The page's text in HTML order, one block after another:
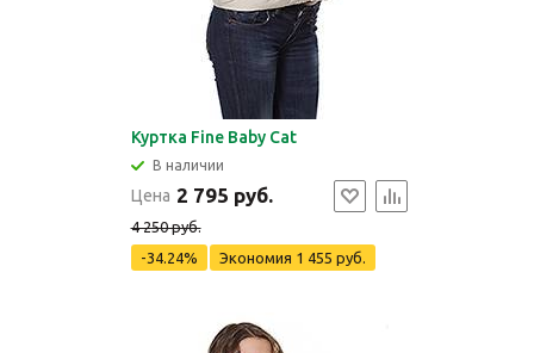
Куртка Fine Baby Cat
В наличии
Цена 2 795 руб.
4 250 руб.
-34.24%
Экономия 1 455 руб.